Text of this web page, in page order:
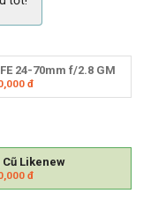
24-70mm f/2.8 GM
đ
Cũ Likenew
đ